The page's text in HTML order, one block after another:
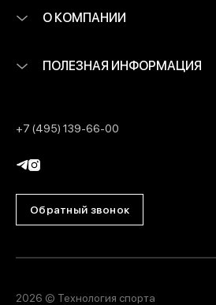
О КОМПАНИИ
ПОЛЕЗНАЯ ИНФОРМАЦИЯ
+7 (495) 139-66-00
Обратный звонок
2026 © Технология спорта